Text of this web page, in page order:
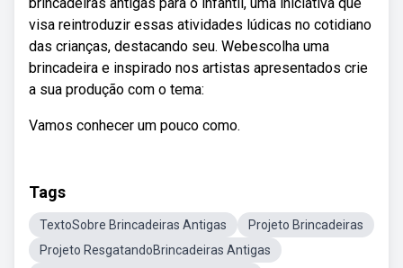
visa reintroduzir essas atividades lúdicas no cotidiano
das crianças, destacando seu. Webescolha uma
brincadeira e inspirado nos artistas apresentados crie
a sua produção com o tema:
Vamos conhecer um pouco como.
Tags
TextoSobre Brincadeiras Antigas
Projeto Brincadeiras
Projeto ResgatandoBrincadeiras Antigas